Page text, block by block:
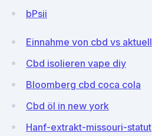
bPsii
Einnahme von cbd vs aktuell
Cbd isolieren vape diy
Bloomberg cbd coca cola
Cbd öl in new york
Hanf-extrakt-missouri-statut